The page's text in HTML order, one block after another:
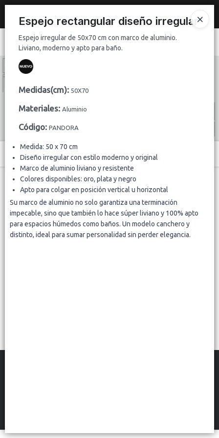
Espejo irregular de 50x70 cm con marco de aluminio. Liviano,
Espejo rectangular diseño irregular
Espejo irregular de 50x70 cm con marco de aluminio.
Liviano, moderno y apto para baño.
Medidas(cm): 50X70
Materiales: Aluminio
Código: PANDORA
Medida: 50 x 70 cm
Diseño irregular con estilo moderno y original
Marco de aluminio liviano y resistente
Colores disponibles: oro, plata y negro
Apto para colgar en posición vertical u horizontal
Su marco de aluminio no solo garantiza una terminación
impecable, sino que también lo hace súper liviano y 100% apto
para espacios húmedos como baños. Un modelo canchero y
distinto, ideal para sumar personalidad sin perder elegancia.
REGISTRATE Y HACE TU PEDIDO
Ingresar a la Tienda
CÓMO COMPRAR
QUIÉNES SOMOS
Menú
Espejo irregular de 50x70 cm con marco de aluminio. Liviano, moderno y
apto para baño.
Lista vacía